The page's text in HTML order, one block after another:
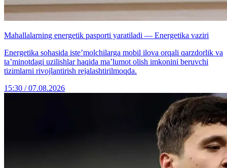
Mahallalarning energetik pasporti yaratiladi — Energetika vaziri
Energetika sohasida iste’molchilarga mobil ilova orqali qarzdorlik va
ta’minotdagi uzilishlar haqida ma’lumot olish imkonini beruvchi
tizimlarni rivojlantirish rejalashtirilmoqda.
15:30 / 07.08.2026